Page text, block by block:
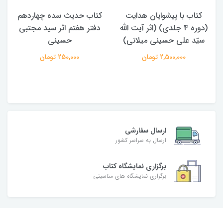
کتاب حدیث سده چهاردهم
دفتر هفتم اثر سید مجتبی
حسینی
250,000 تومان
کتاب آفاق الولایه فی فقه
الامامه (2 جلدی)
950,000 تومان
ارسال سفارشی
ارسال به سراسر کشور
برگزاری نمایشگاه کتاب
برگزاری نمایشگاه های مناسبتی